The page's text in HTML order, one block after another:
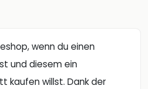
wenn du einen
und diesem ein
kaufen willst. Dank der